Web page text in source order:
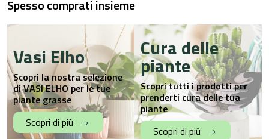
Spesso comprati insieme
Vasi Elho
Scopri la nostra selezione
di VASI ELHO per le tue
piante grasse
Scopri di più
Cura delle
piante
Scopri tutti i prodotti per
prenderti cura delle tua
piante
Scopri di più